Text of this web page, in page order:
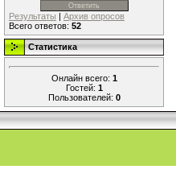
Результаты | Архив опросов
Всего ответов: 52
Статистика
Онлайн всего: 1
Гостей: 1
Пользователей: 0